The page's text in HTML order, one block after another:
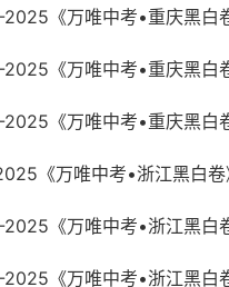
《万唯中考•重庆黑
《万唯中考•重庆黑白
《万唯中考•重庆黑白
《万唯中考•浙江黑白
《万唯中考•浙江黑白
《万唯中考•浙江黑白